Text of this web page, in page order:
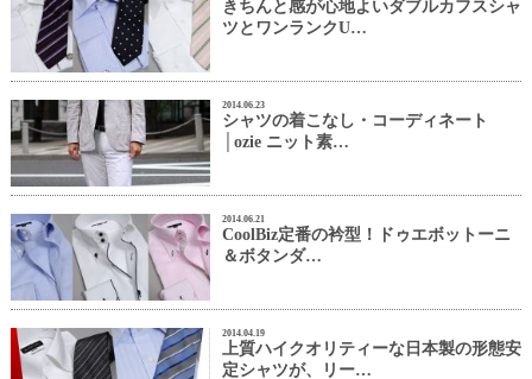
きちんと感が心地よいダブルカフスシャ
ツとワンランクU…
2014.06.23
シャツの着こなし・コーディネート
│ozie ニット素…
2014.06.21
CoolBiz定番の衿型！ドゥエボットーニ
＆ボタンダ…
2014.04.19
上質ハイクオリティーな日本製の形態安
定シャツが、リー…